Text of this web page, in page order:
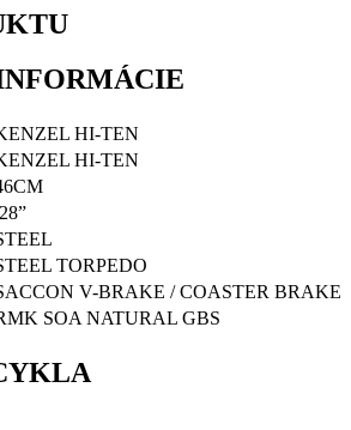
HI-TEN
HI-TEN
28”
TORPEDO
V-BRAKE / COASTER BRAKE
SOA NATURAL GBS